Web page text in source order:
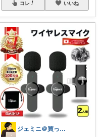
コレ いいね
ジェミニ＠買って後悔しないガジェット部屋